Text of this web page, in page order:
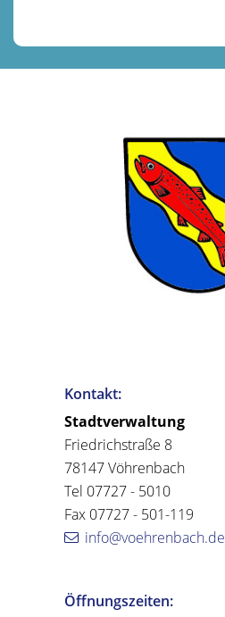
Kontakt:
Stadtverwaltung
Friedrichstraße 8
78147 Vöhrenbach
Tel 07727 - 5010
Fax 07727 - 501-119
info@voehrenbach.de
Öffnungszeiten: